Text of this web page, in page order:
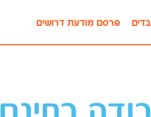
פרסם מודעת דרושים